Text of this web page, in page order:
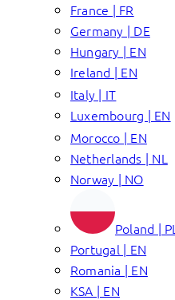
France | FR
Germany | DE
Hungary | EN
Ireland | EN
Italy | IT
Luxembourg | EN
Morocco | EN
Netherlands | NL
Norway | NO
Poland | PL
Portugal | EN
Romania | EN
KSA | EN